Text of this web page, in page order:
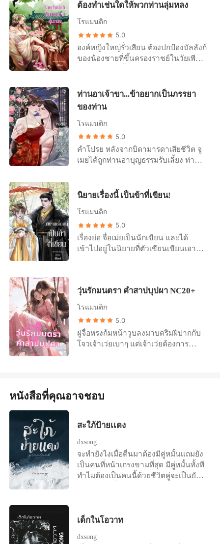
ไปต้องสมหวังอย่างแน่นอน" คุณยายพูด
พร้อมกับรอยยิ้ม น้ำเสียงนี้ฟังดูเยือกเย็น
ขนแขนของเธอก็ตั้งชันขึ้นมา เธอกำลัง
จะลุกขึ้นในตอนนั้นก็เกิดฟ้าผ่าเปรี้ยงลง
มา หนานอันหวีดร้องด้วยความตกใจ
มากร้องเรียกคุณยายอยู่หลายคำ แต่ว่า
ในตอนนี้เธอก็ไม่มีเวลาให้คิดสิ่งใดแล้ว
มาที่ศาลเจ้าเข้าอย่างจังหนานอันที่อยู่
ด้านในจึงถูกฟ้าผ่าไปด้วยและสติดับวูบ
ลงไปทันใด ไม่รู้ว่านานเท่าใดที่หนาน
อันตกอยู่ในความมืดมิด และเมื่อเธอตื่น
ทำงานเอาตัวเข้าแลกเพื่อหาข่าวให้กับ
เบื้องบน ดังนั้นนกกระจอกเช่นนางจึงมี
ต่าง ๆ โดยที่ไม่มีผู้ใดล่วงรู้ สิ่งที่นาง
ฝึกฝนมาตลอดหลายปีมานี้ก็คือการ
เอาใจบุรุษ บำรุงร่างกาย ฝึกฝนศาสตร์ทั้ง
จริง ๆ แต่ขนาดของแท่งหยกของบุรุษ
นางล้วนได้สัมผัสมาแล้วจากแท่งหยก
ไม่เคยเห็นหน้าว่าคนพวกนั้นคือผู้ใด
เพราะพวกนางต้องมอบกายให้กับเหยื่อ
คนแรกที่นับว่าส่วนใหญ่จะเป็นชนชั้นสูง
ดังนั้นจึงไม่อาจร่วมประเวณีกับบุรุษอื่น
ต้องทำเช่นใดให้พวกท่านลุ่มหลง
โรแมนติก
5.0
องค์หญิงใหญ่รั่วเสียน ต้องปกป้องบัลลังก์
ของน้องชายที่ขึ้นครองราชย์ในวัยเพียง
ให้ได้ ทว่าบุรุษผู้นี้กลับไม่ต้องการ
แต่งงานกับนาง เขายังทำตัวดั่งบิดาหา
บุรุษไว้ให้นางอีก รั่วเสียนจึงต้องฝึกฝน
การยั่วยวนเขาเพื่อหาวิธีมัดใจบุรุษผู้นี้
เอาไว้ให้ได้ และนางก็ต้องตกใจเมื่อเส
นาบดีกัวกลับมีถึงสองคน! +++ นิยาย
เรื่องนี้เป็นนิยายจีนโบราณประเภทนิยาย
รักสำหรับผู้ใหญ่ เป็นเรื่องแต่งขึ้นจาก
ประวัติศาสตร์ใด ๆ ดังนั้นภายในจะมี
ฉาก เนื้อหา เน้นหนักที่เรื่องเพศระหว่าง
ชายหญิง มีการร่วมรักกันตั้งแต่ 3 คนขึ้น
บ้าง ขอให้ผู้อ่านใช้วิจารณญาณในการ
อ่านนะคะ
ท่านอาเจ้าขา...ข้าอยากเป็นภรรยา
ของท่าน
โรแมนติก
5.0
คำโปรย หลังจากบิดามารดาเสียชีวิต จู
เมยได้ถูกท่านอาบุญธรรมรับเลี้ยง ท่าน
นาง หัวใจที่อ่อนโยนของจูเมยเริ่มเต้น
อย่างไรกับนางกันแน่? หรือว่าความรักนี้
เป็นเพียงความรู้สึกที่นางมีอยู่เพียงฝ่าย
เดียว? เมื่อหัวใจต้องเผชิญกับความไม่
แน่นอน จูเมยกลับรู้สึกเจ็บปวดกับความ
สุขนิยม ไม่มีนอกกายนอกใจ เป็นความ
สาว(บุญธรรม)ตัวน้อยของตนเอง
นิยายเรื่องนี้ เป็นข้าที่เขียน!
โรแมนติก
5.0
เรื่องย่อ จื่อเม่ยเป็นนักเขียน และได้
เข้าไปอยู่ในนิยายที่ตัวเขียนเขียนเอาไว้
และจำทำให้นางตายไปด้วย นางจึง
ต้องหาวิธีหนีจากเขาเพื่อเอาตัวรอด!
พระเอกจะธงแดงในตอนแรก ๆ เพราะ
นางเป็นตัวร้ายตามเนื้อเรื่องนะคะ หลัง
จากนั้นก็รักเมียที่สุดในโลกค่ะ ไม่มีนอก
ใช้ร่างกาย ซีเฉิน / องค์ชายสี่ /ซีอ๋อง ตัว
ชายอายุ 5 ขวบของตัวร้าย รั่วหนิง พระ
และ เหล่าอี้ องครักษ์ฝาแฝดของซีเฉิน ผู้
จงรักภักดี ซีกุ้ยเฟย แม่ของซีเฉิน นางมี
ความแค้นที่ฝ่าบาทเคยทอดทิ้ง จึงคิดจะ
แก้แค้นทุกคนและสั่งสอนให้ซีเฉินบุตร
วุ่นรักมนตรา คำสาปบุปผา NC20+
โรแมนติก
5.0
​ฝูจื่อหรงก้มหน้าวูบลงมาบดริมฝีปากกับ
โจวเจ้าเว่ยเบาๆ แต่เจ้าเว่ยต้องการ
ไว้กลับไม่เป็นปัญหา หญิงสาวบดริม
ข้า จื่อหรงถอดให้ข้ามันร้อนเหลือเกิน"
เจ้าเว่ยปากสั่นร้อนรนเพราะทนกับความ
รู้สึกเสียวซ่านที่รบกวนจนรู้สึกทรมานใน
ทุกสัมผัสของเขา พรางนึกขัดใจตนเองที่
สิ้นไร้เรี่ยวแรงแม้กระทั่งเสื้อผ้าของ
ตนเองยังไม่มีปัญญาถอด "เจ้าเว่ยของ
ทะนุถนอม "พี่เต้ข้าไม่เข้าใจ เจ้าหลีก
หากข้ามีแรงมากกว่านี้คงได้ปลุกปล้ำ
หนังสือที่คุณอาจชอบ
สะใภ้ป้ายเเดง
dxsong
จะทำยังไงเมื่อตื่นมาต้องมีคู่หมั้นเเถมยัง
เป็นคนที่หน้าเกรงขามที่สุด มีคู่หมั้นทั้งที
ทำไมต้องเป็นคนนี้ด้วยชีวิตคู่จะเป็นยัง
เด็กในโอวาท
dxsong